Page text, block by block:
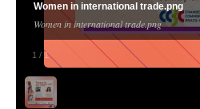
1 / 1
Women in international trade.png
Women in international trade.png